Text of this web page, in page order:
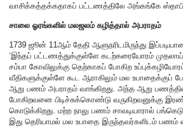
வாசிக்கத்தக்கதாகப் பட்டணத்திலே அங்கங்கே
சாலை ஓரங்களில் மலஜலம் கழித்தால் அபராதம்
1739 ஜூன் 11ஆம் தேதி ஆளுநரிடமிருந்து
‘இந்தப் பட்டணத்துக்குள்ளே கடற்கரையோரம்
சம்பா கோவிலுக்கு தெற்காகப் போகிற
வீதிகளுக்குள்ளே கூட ஆராகிலும் மல உபாதைக்குப்
ஆறு பணம் அபராதம் வாங்கிறது. அந்த ஆறு
போகிறவனை பிடிச்சுக்கொண்டு வருகிறவனுக்கு
கொடுக்கிறது. மற்ற நாலு பணம் சாவடியாரால்
இது தெரியாமல் மல உபாதை இருந்தவர்களிடம் பணம்